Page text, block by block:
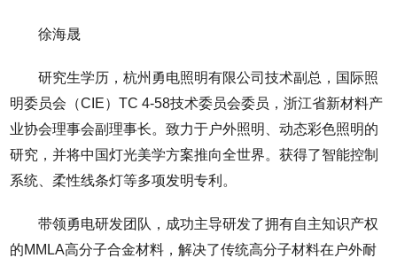
徐海晟
研究生学历，杭州勇电照明有限公司技术副总，国际照
明委员会（CIE）TC 4-58技术委员会委员，浙江省新材料产
业协会理事会副理事长。致力于户外照明、动态彩色照明的
研究，并将中国灯光美学方案推向全世界。获得了智能控制
系统、柔性线条灯等多项发明专利。
带领勇电研发团队，成功主导研发了拥有自主知识产权
的MMLA高分子合金材料，解决了传统高分子材料在户外耐